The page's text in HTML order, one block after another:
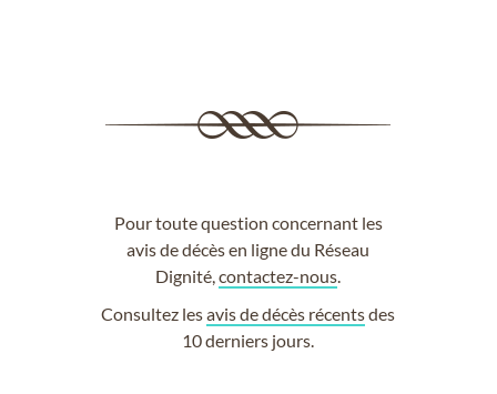
Pour toute question concernant les
avis de décès en ligne du Réseau
Dignité,contactez-nous
Consultez lesavis de décès récentsdes
10 derniers jours.